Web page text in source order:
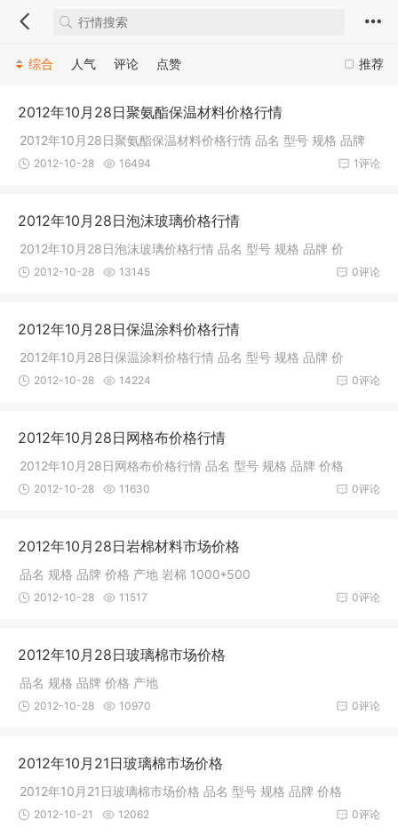
推荐
综合 人气 评论 点赞
2012年10月28日聚氨酯保温材料价格行情
2012年10月28日聚氨酯保温材料价格行情 品名 型号 规格 品牌
1评论
2012-10-28 16494
2012年10月28日泡沫玻璃价格行情
2012年10月28日泡沫玻璃价格行情 品名 型号 规格 品牌 价
0评论
2012-10-28 13145
2012年10月28日保温涂料价格行情
2012年10月28日保温涂料价格行情 品名 型号 规格 品牌 价
0评论
2012-10-28 14224
2012年10月28日网格布价格行情
2012年10月28日网格布价格行情 品名 型号 规格 品牌 价格
0评论
2012-10-28 11630
2012年10月28日岩棉材料市场价格
品名 规格 品牌 价格 产地 岩棉 1000*500
0评论
2012-10-28 11517
2012年10月28日玻璃棉市场价格
品名 规格 品牌 价格 产地
0评论
2012-10-28 10970
2012年10月21日玻璃棉市场价格
2012年10月21日玻璃棉市场价格 品名 型号 规格 品牌 价格
0评论
2012-10-21 12062